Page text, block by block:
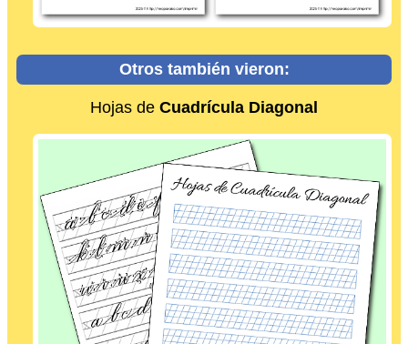
Otros también vieron:
Hojas de Cuadrícula Diagonal